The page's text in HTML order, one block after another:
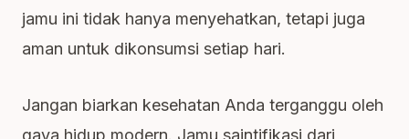
jamu ini tidak hanya menyehatkan, tetapi juga
aman untuk dikonsumsi setiap hari.
Jangan biarkan kesehatan Anda terganggu oleh
gaya hidup modern. Jamu saintifikasi dari